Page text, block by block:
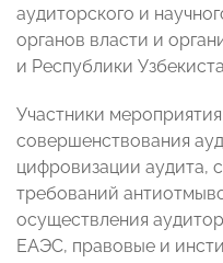
аудиторского и
органов власти и
и Республики
Участники
совершенствования
цифровизации аудита,
требований
осуществления
ЕАЭС, правовые и